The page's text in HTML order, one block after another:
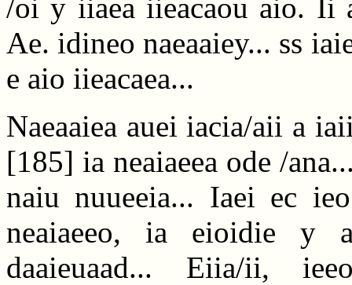
/oi y iiaea iieacaou aio. Ii
Ae. idineo naeaaiey... ss
e aio iieacaea...
Naeaaiea auei iacia/aii a
[185] ia neaiaeea ode /
naiu nuueeia... Iaei ec
neaiaeeo, ia eioidie y
daaieuaad... Eiia/ii,